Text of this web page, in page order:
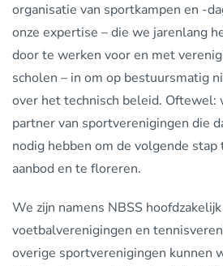
organisatie van sportkampen en -
onze expertise – die we jarenlang
door te werken voor en met
scholen – in om op bestuursmatig
over het technisch beleid. Oftewel:
partner van sportverenigingen die
nodig hebben om de volgende
aanbod en te floreren.
We zijn namens NBSS
voetbalverenigingen en
overige sportverenigingen kunnen